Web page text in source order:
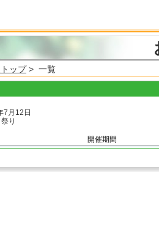
ップ> 一覧
7月12日
り
開催期間